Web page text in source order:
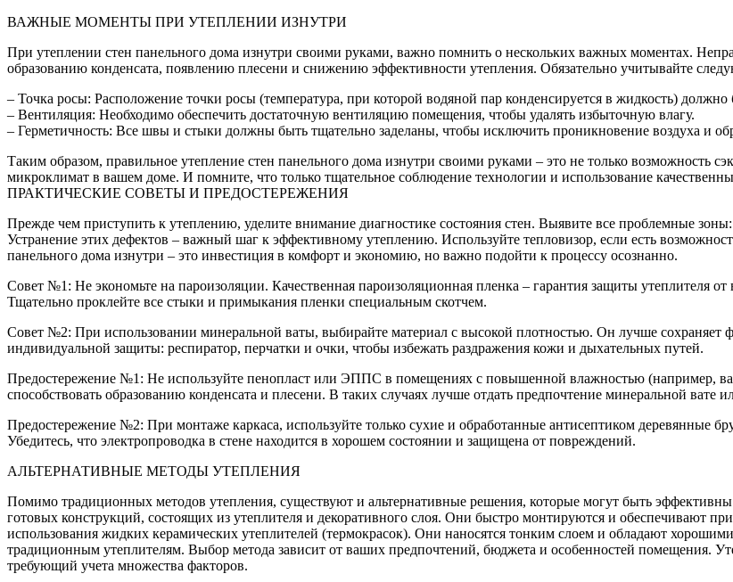
ВАЖНЫЕ МОМЕНТЫ ПРИ УТЕПЛЕНИИ ИЗНУТРИ
При утеплении стен панельного дома изнутри своими руками, важно помнить о нескольких важных моментах.
образованию конденсата, появлению плесени и снижению эффективности утепления. Обязательно учитывайте
– Точка росы: Расположение точки росы (температура, при которой водяной пар конденсируется в жидкость)
– Вентиляция: Необходимо обеспечить достаточную вентиляцию помещения, чтобы удалять избыточную влагу.
– Герметичность: Все швы и стыки должны быть тщательно заделаны, чтобы исключить проникновение воздуха и
Таким образом, правильное утепление стен панельного дома изнутри своими руками – это не только возможность
микроклимат в вашем доме. И помните, что только тщательное соблюдение технологии и использование
ПРАКТИЧЕСКИЕ СОВЕТЫ И ПРЕДОСТЕРЕЖЕНИЯ
Прежде чем приступить к утеплению, уделите внимание диагностике состояния стен. Выявите все проблемные
Устранение этих дефектов – важный шаг к эффективному утеплению. Используйте тепловизор, если есть
панельного дома изнутри – это инвестиция в комфорт и экономию, но важно подойти к процессу осознанно.
Совет №1: Не экономьте на пароизоляции. Качественная пароизоляционная пленка – гарантия защиты утеплителя
Тщательно проклейте все стыки и примыкания пленки специальным скотчем.
Совет №2: При использовании минеральной ваты, выбирайте материал с высокой плотностью. Он лучше сохраняет
индивидуальной защиты: респиратор, перчатки и очки, чтобы избежать раздражения кожи и дыхательных путей.
Предостережение №1: Не используйте пенопласт или ЭППС в помещениях с повышенной влажностью (например,
способствовать образованию конденсата и плесени. В таких случаях лучше отдать предпочтение минеральной вате
Предостережение №2: При монтаже каркаса, используйте только сухие и обработанные антисептиком деревянные
Убедитесь, что электропроводка в стене находится в хорошем состоянии и защищена от повреждений.
АЛЬТЕРНАТИВНЫЕ МЕТОДЫ УТЕПЛЕНИЯ
Помимо традиционных методов утепления, существуют и альтернативные решения, которые могут быть
готовых конструкций, состоящих из утеплителя и декоративного слоя. Они быстро монтируются и обеспечивают
использования жидких керамических утеплителей (термокрасок). Они наносятся тонким слоем и обладают
традиционным утеплителям. Выбор метода зависит от ваших предпочтений, бюджета и особенностей помещения.
требующий учета множества факторов.